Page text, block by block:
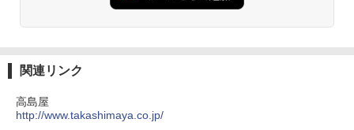
￥5,999
熊撃退スプレー 熊よけスプレー 熊スプレー
送
関連リンク
高島屋
http://www.takashimaya.co.jp/